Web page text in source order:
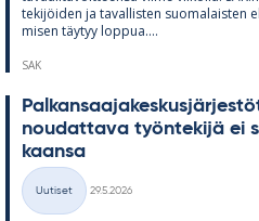
te­ki­jöi­den ja ta­val­lis­ten suo­ma­lais­ten
mi­sen täy­tyy lop­pua....
SAK
nou­dat­tava työn­te­kijä ei
kaansa
Kategoriat
Uutiset
29.5.2026